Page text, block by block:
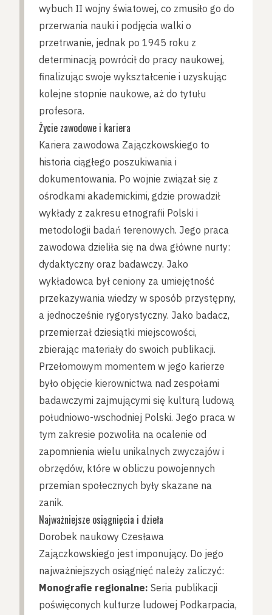
wybuch II wojny światowej, co zmusiło go do
przerwania nauki i podjęcia walki o
przetrwanie, jednak po 1945 roku z
determinacją powrócił do pracy naukowej,
finalizując swoje wykształcenie i uzyskując
kolejne stopnie naukowe, aż do tytułu
profesora.
Życie zawodowe i kariera
Kariera zawodowa Zajączkowskiego to
historia ciągłego poszukiwania i
dokumentowania. Po wojnie związał się z
ośrodkami akademickimi, gdzie prowadził
wykłady z zakresu etnografii Polski i
metodologii badań terenowych. Jego praca
zawodowa dzieliła się na dwa główne nurty:
dydaktyczny oraz badawczy. Jako
wykładowca był ceniony za umiejętność
przekazywania wiedzy w sposób przystępny,
a jednocześnie rygorystyczny. Jako badacz,
przemierzał dziesiątki miejscowości,
zbierając materiały do swoich publikacji.
Przełomowym momentem w jego karierze
było objęcie kierownictwa nad zespołami
badawczymi zajmującymi się kulturą ludową
południowo-wschodniej Polski. Jego praca w
tym zakresie pozwoliła na ocalenie od
zapomnienia wielu unikalnych zwyczajów i
obrzędów, które w obliczu powojennych
przemian społecznych były skazane na
zanik.
Najważniejsze osiągnięcia i dzieła
Dorobek naukowy Czesława
Zajączkowskiego jest imponujący. Do jego
najważniejszych osiągnięć należy zaliczyć:
Monografie regionalne: Seria publikacji
poświęconych kulturze ludowej Podkarpacia,